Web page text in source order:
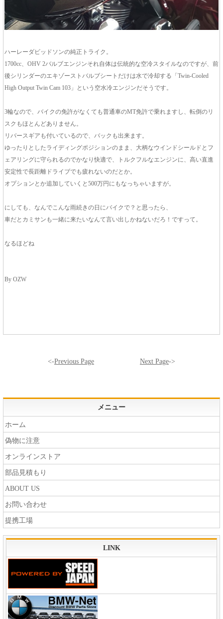
ハーレーダビッドソンの純正トライク。
1700cc、OHV 2バルブエンジンそれ自体は伝統的な空冷スタイルなのですが、前
後シリンダーのエキゾーストバルブシートだけは水で冷却する「Twin-Cooled
High Output Twin Cam 103」という空水冷エンジンだそうです。
3輪なので、バイクの免許がなくても普通車のMT免許で乗れますし、転倒のリ
スクもほとんどありません。
リバースギアも付いているので、バックも出来ます。
ゆったりとしたライディングポジションのまま、大柄なウインドシールドとフ
ェアリングに守られるのでかなり快適で、トルクフルなエンジンに、高い直進
安定性で長距離ドライブでも疲れないのだとか。
オプションとか追加していくと500万円にもなっちゃいますが。
にしても、なんでこんな雨続きの日にバイクで？と思ったら、
車だとカミサンも一緒に来たいなんて言い出しかねないだろ！ですって。
なるほどね
By OZW
<-Previous Page Next Page->
メニュー
ホーム
偽物に注意
オンラインストア
部品見積もり
ABOUT US
お問い合わせ
提携工場
LINK